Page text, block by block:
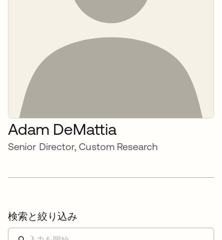
Adam DeMattia
Senior Director, Custom Research
検索と絞り込み